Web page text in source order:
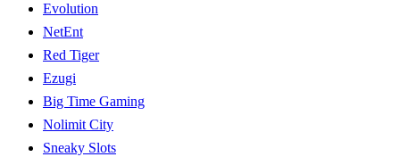
Evolution
NetEnt
Red Tiger
Ezugi
Big Time Gaming
Nolimit City
Sneaky Slots